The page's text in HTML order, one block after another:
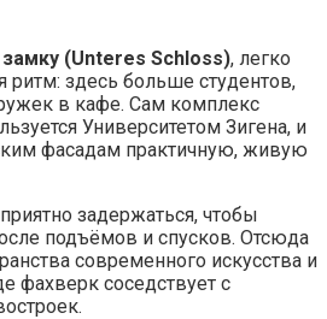
(Unteres Schloss), легко
ритм: здесь больше студентов,
в кафе. Сам комплекс
Университетом Зигена, и
фасадам практичную, живую
задержаться, чтобы
подъёмов и спусков. Отсюда
современного искусства и
фахверк соседствует с